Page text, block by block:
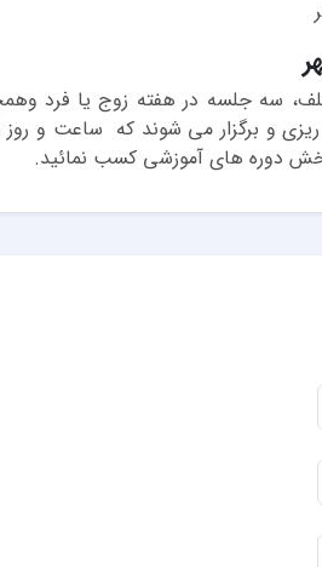
های مختلف، سه جلسه در هفته زوج یا فرد
و یا جمعه از 8:30 الی 14:30 برنامه ریزی و برگزار می شوند
دوره های آموزشی کسب نمائید.